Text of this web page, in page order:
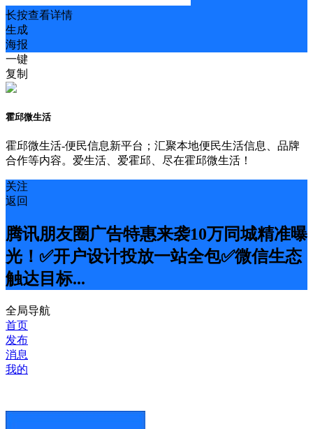
长按查看详情
生成
海报
一键
复制
霍邱微生活
霍邱微生活-便民信息新平台；汇聚本地便民生活信息、品牌
合作等内容。爱生活、爱霍邱、尽在霍邱微生活！
关注
返回
腾讯朋友圈广告特惠来袭10万同城精准曝
光！✅开户设计投放一站全包✅微信生态
触达目标...
全局导航
首页
发布
消息
我的